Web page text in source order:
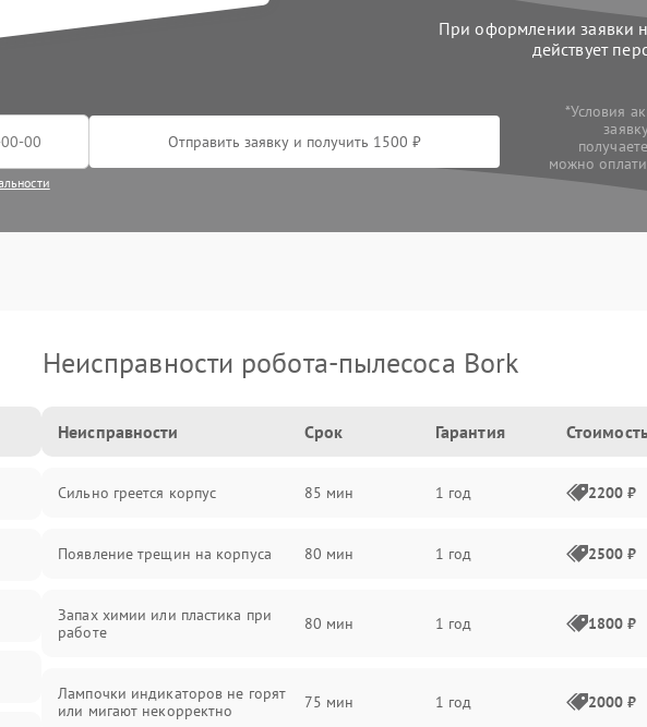
При оформлении заявки
действует
Отправить заявку и получить 1500 ₽
*Условия
можно
Неисправности робота-пылесоса Bork
Неисправности Срок Гарантия
Сильно греется корпус 85 мин 1 год 2200 ₽
Появление трещин на корпуса 80 мин 1 год 2500 ₽
Запах химии или пластика при
работе
80 мин 1 год 1800 ₽
Лампочки индикаторов не горят
или мигают некорректно
75 мин 1 год 2000 ₽